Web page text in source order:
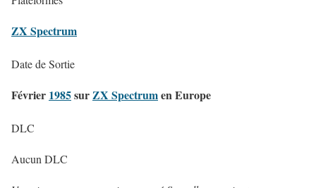
ZX Spectrum
Date de Sortie
Février 1985surZX Spectrumen Europe
DLC
Aucun DLC